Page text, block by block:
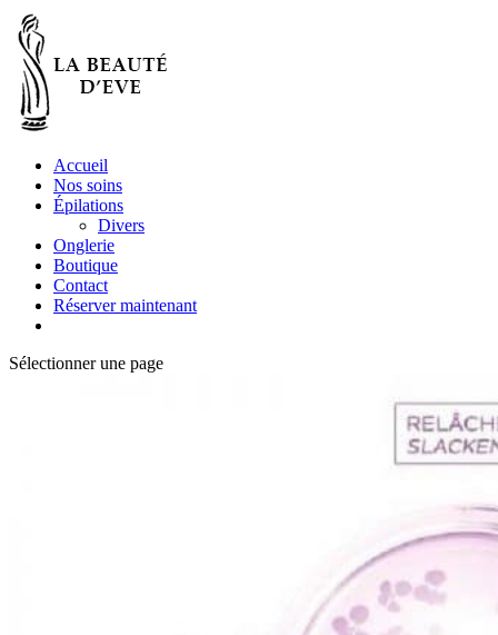
Accueil
Nos soins
Épilations
Divers
Onglerie
Boutique
Contact
Réserver maintenant
Sélectionner une page